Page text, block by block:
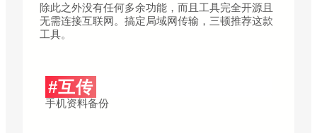
除此之外没有任何多余功能，而且工具完全开源且
无需连接互联网。搞定局域网传输，三顿推荐这款
工具。
#互传
手机资料备份